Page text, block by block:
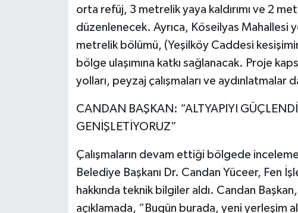
orta refüj, 3 metrelik yaya kaldırımı ve 2
düzenlenecek. Ayrıca, Köseilyas Mahallesi
metrelik bölümü, (Yeşilköy Caddesi
bölge ulaşımına katkı sağlanacak. Proje
yolları, peyzaj çalışmaları ve aydınlatmalar
CANDAN BAŞKAN: “ALTYAPIYI
GENİŞLETİYORUZ”
Çalışmaların devam ettiği bölgede
Belediye Başkanı Dr. Candan Yüceer, Fen
hakkında teknik bilgiler aldı. Candan
açıklamada, “Bugün burada, yeni yerleşim